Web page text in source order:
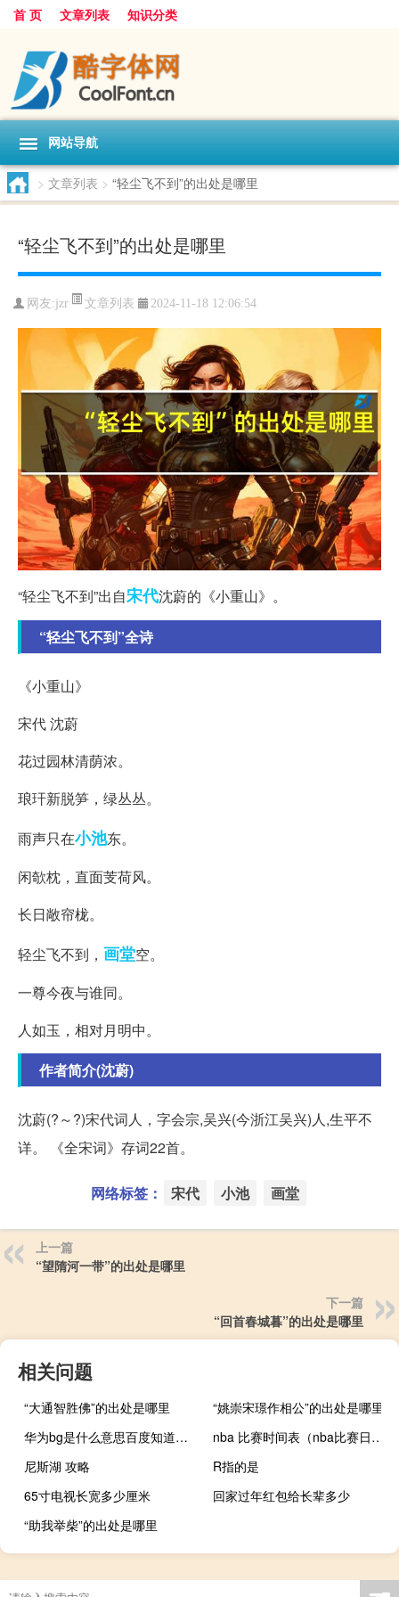
首 页 文章列表 知识分类
网站导航
> 文章列表 > “轻尘飞不到”的出处是哪里
“轻尘飞不到”的出处是哪里
网友:jzr 文章列表 2024-11-18 12:06:54
“轻尘飞不到”出自宋代沈蔚的《小重山》。
“轻尘飞不到”全诗
《小重山》
宋代 沈蔚
花过园林清荫浓。
琅玕新脱笋，绿丛丛。
雨声只在小池东。
闲欹枕，直面芰荷风。
长日敞帘栊。
轻尘飞不到， 画堂空。
一尊今夜与谁同。
人如玉，相对月明中。
作者简介(沈蔚)
沈蔚(?～?)宋代词人，字会宗,吴兴(今浙江吴兴)人,生平不
详。 《全宋词》存词22首。
网络标签： 宋代 小池 画堂
上一篇
“望隋河一带”的出处是哪里
下一篇
“回首春城暮”的出处是哪里
相关问题
“大通智胜佛”的出处是哪里
“姚崇宋璟作相公”的出处是哪里
华为bg是什么意思百度知道（华为bg是什么意思）
nba 比赛时间表（nba比赛日程表）
尼斯湖 攻略
R指的是
65寸电视长宽多少厘米
回家过年红包给长辈多少
“助我举柴”的出处是哪里